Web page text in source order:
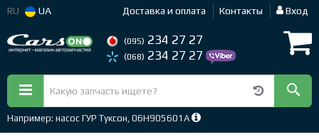
RU UA Доставка и оплата Контакты Вход
(095) 234 27 27
(068) 234 27 27
Например: насос ГУР Туксон, 06H905601A